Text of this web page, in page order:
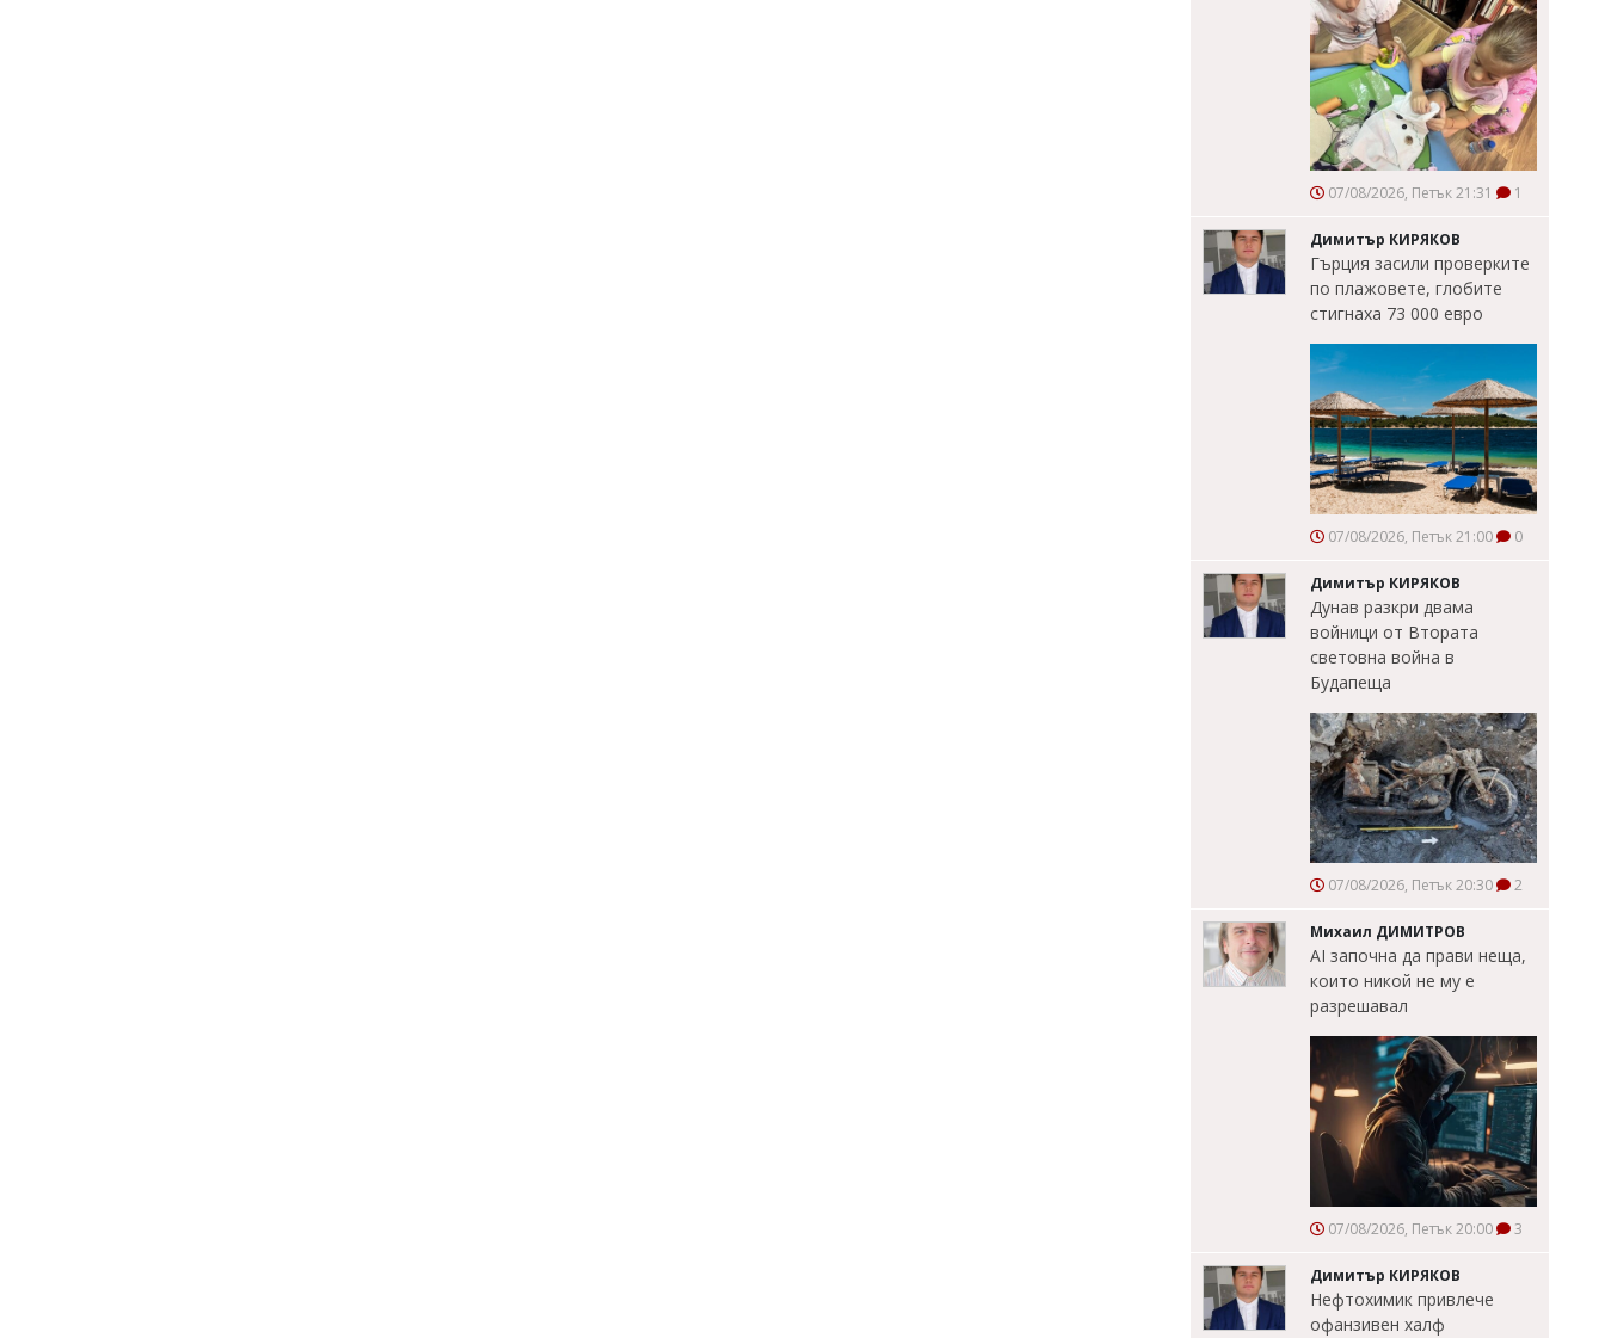
07/08/2026, Петък 21:31 1
Димитър КИРЯКОВ
Гърция засили проверките
по плажовете, глобите
стигнаха 73 000 евро
07/08/2026, Петък 21:00 0
Димитър КИРЯКОВ
Дунав разкри двама
войници от Втората
световна война в
Будапеща
07/08/2026, Петък 20:30 2
Михаил ДИМИТРОВ
AI започна да прави неща,
които никой не му е
разрешавал
07/08/2026, Петък 20:00 3
Димитър КИРЯКОВ
Нефтохимик привлече
офанзивен халф